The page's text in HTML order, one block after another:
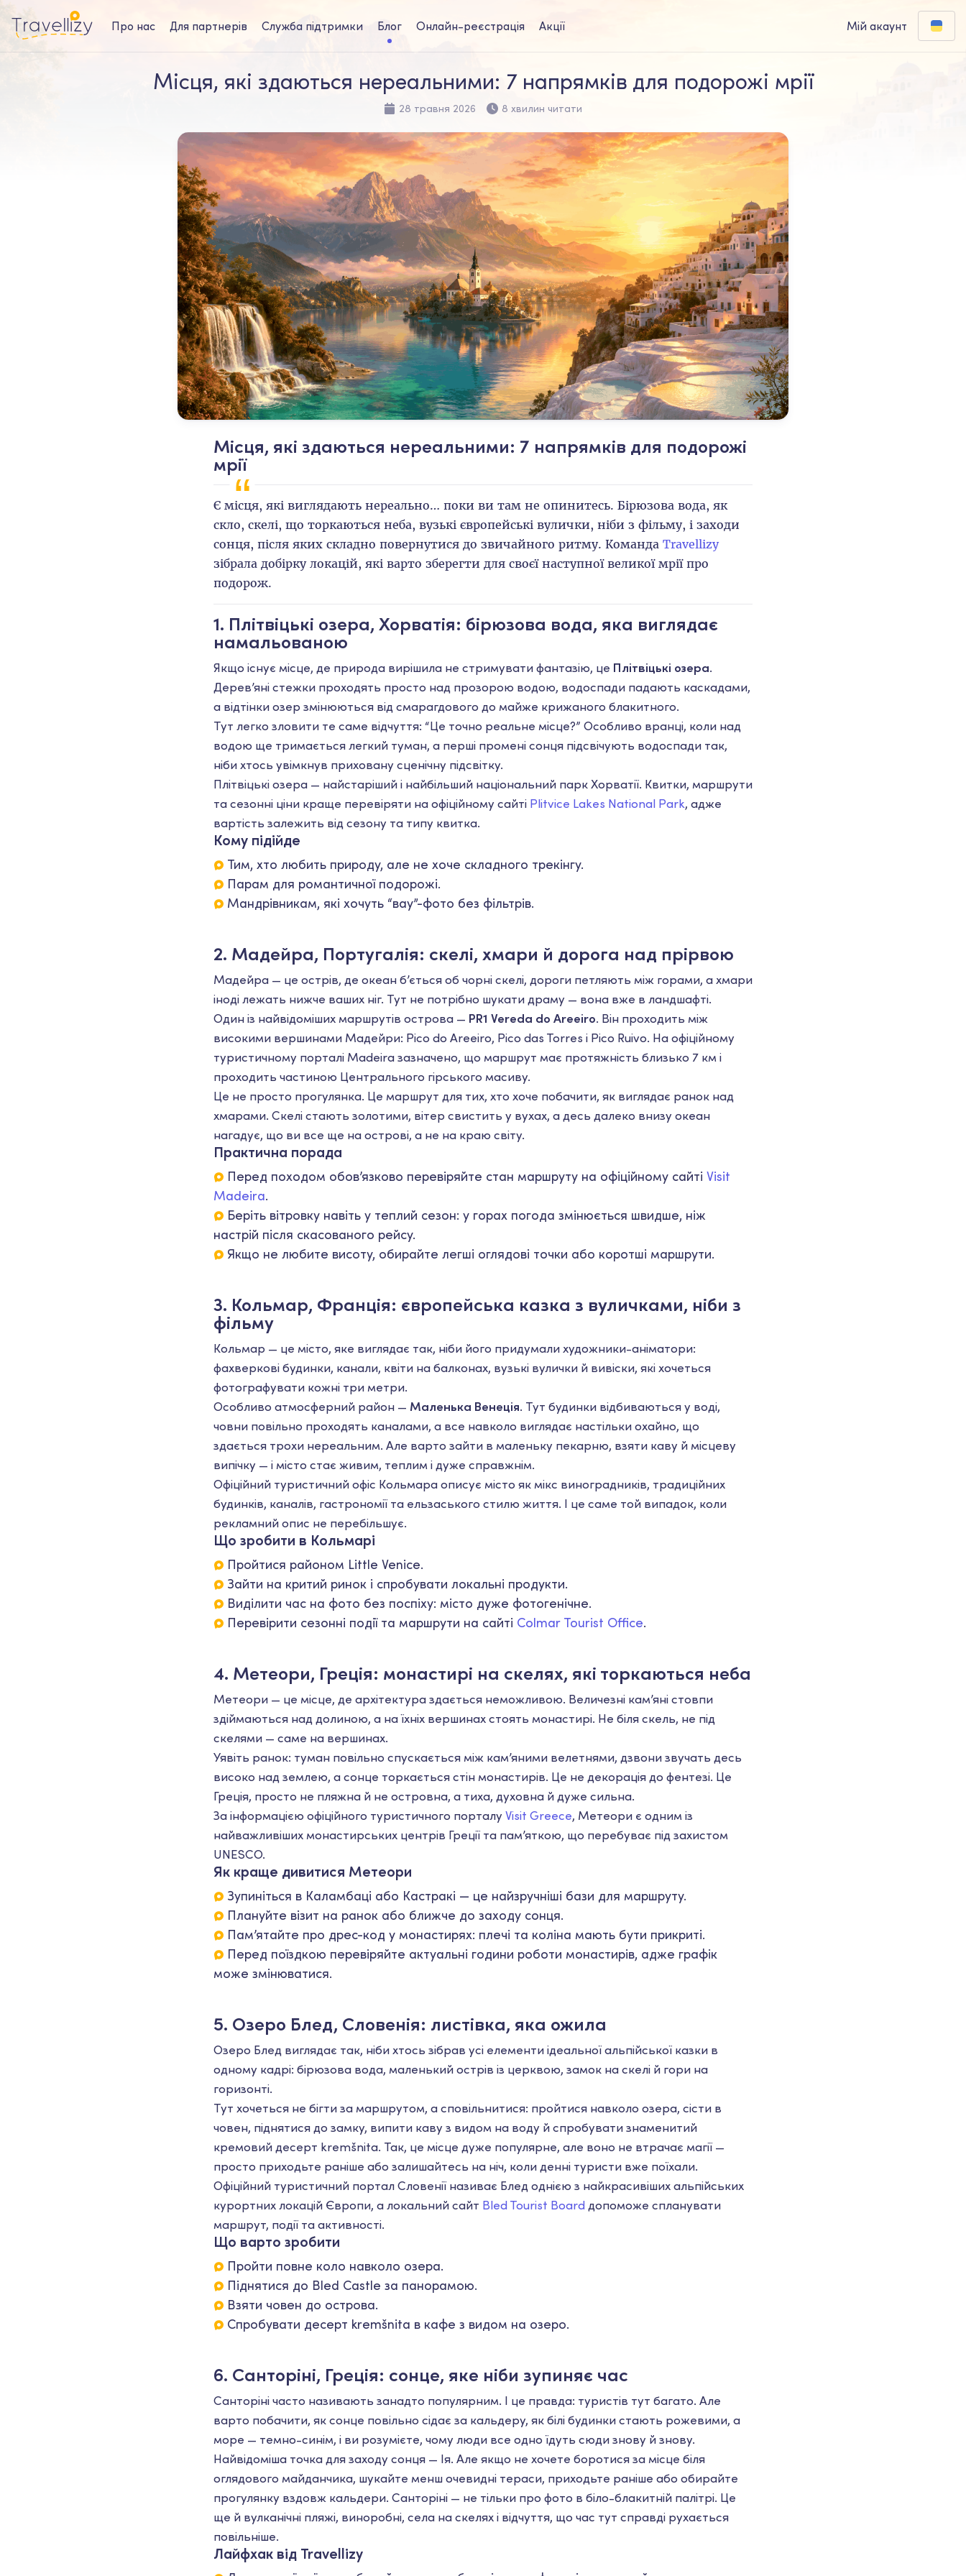
Про нас Для партнерів Служба підтримки Блог Онлайн-реєстрація Акції Мій акаунт
Місця, які здаються нереальними: 7 напрямків для подорожі мрії
28 травня 2026 8 хвилин читати
Місця, які здаються нереальними: 7 напрямків для подорожі
мрії
Є місця, які виглядають нереально… поки ви там не опинитесь. Бірюзова вода, як
скло, скелі, що торкаються неба, вузькі європейські вулички, ніби з фільму, і заходи
сонця, після яких складно повернутися до звичайного ритму. Команда Travellizy
зібрала добірку локацій, які варто зберегти для своєї наступної великої мрії про
подорож.
1. Плітвіцькі озера, Хорватія: бірюзова вода, яка виглядає
намальованою
Якщо існує місце, де природа вирішила не стримувати фантазію, це Плітвіцькі озера.
Дерев’яні стежки проходять просто над прозорою водою, водоспади падають каскадами,
а відтінки озер змінюються від смарагдового до майже крижаного блакитного.
Тут легко зловити те саме відчуття: “Це точно реальне місце?” Особливо вранці, коли над
водою ще тримається легкий туман, а перші промені сонця підсвічують водоспади так,
ніби хтось увімкнув приховану сценічну підсвітку.
Плітвіцькі озера — найстаріший і найбільший національний парк Хорватії. Квитки, маршрути
та сезонні ціни краще перевіряти на офіційному сайті Plitvice Lakes National Park, адже
вартість залежить від сезону та типу квитка.
Кому підійде
Тим, хто любить природу, але не хоче складного трекінгу.
Парам для романтичної подорожі.
Мандрівникам, які хочуть “вау”-фото без фільтрів.
2. Мадейра, Португалія: скелі, хмари й дорога над прірвою
Мадейра — це острів, де океан б’ється об чорні скелі, дороги петляють між горами, а хмари
іноді лежать нижче ваших ніг. Тут не потрібно шукати драму — вона вже в ландшафті.
Один із найвідоміших маршрутів острова — PR1 Vereda do Areeiro. Він проходить між
високими вершинами Мадейри: Pico do Areeiro, Pico das Torres і Pico Ruivo. На офіційному
туристичному порталі Madeira зазначено, що маршрут має протяжність близько 7 км і
проходить частиною Центрального гірського масиву.
Це не просто прогулянка. Це маршрут для тих, хто хоче побачити, як виглядає ранок над
хмарами. Скелі стають золотими, вітер свистить у вухах, а десь далеко внизу океан
нагадує, що ви все ще на острові, а не на краю світу.
Практична порада
Перед походом обов’язково перевіряйте стан маршруту на офіційному сайті Visit
Madeira.
Беріть вітровку навіть у теплий сезон: у горах погода змінюється швидше, ніж
настрій після скасованого рейсу.
Якщо не любите висоту, обирайте легші оглядові точки або коротші маршрути.
3. Кольмар, Франція: європейська казка з вуличками, ніби з
фільму
Кольмар — це місто, яке виглядає так, ніби його придумали художники-аніматори:
фахверкові будинки, канали, квіти на балконах, вузькі вулички й вивіски, які хочеться
фотографувати кожні три метри.
Особливо атмосферний район — Маленька Венеція. Тут будинки відбиваються у воді,
човни повільно проходять каналами, а все навколо виглядає настільки охайно, що
здається трохи нереальним. Але варто зайти в маленьку пекарню, взяти каву й місцеву
випічку — і місто стає живим, теплим і дуже справжнім.
Офіційний туристичний офіс Кольмара описує місто як мікс виноградників, традиційних
будинків, каналів, гастрономії та ельзаського стилю життя. І це саме той випадок, коли
рекламний опис не перебільшує.
Що зробити в Кольмарі
Пройтися районом Little Venice.
Зайти на критий ринок і спробувати локальні продукти.
Виділити час на фото без поспіху: місто дуже фотогенічне.
Перевірити сезонні події та маршрути на сайті Colmar Tourist Office.
4. Метеори, Греція: монастирі на скелях, які торкаються неба
Метеори — це місце, де архітектура здається неможливою. Величезні кам’яні стовпи
здіймаються над долиною, а на їхніх вершинах стоять монастирі. Не біля скель, не під
скелями — саме на вершинах.
Уявіть ранок: туман повільно спускається між кам’яними велетнями, дзвони звучать десь
високо над землею, а сонце торкається стін монастирів. Це не декорація до фентезі. Це
Греція, просто не пляжна й не островна, а тиха, духовна й дуже сильна.
За інформацією офіційного туристичного порталуVisit Greece, Метеори є одним із
найважливіших монастирських центрів Греції та пам’яткою, що перебуває під захистом
UNESCO.
Як краще дивитися Метеори
Зупиніться в Каламбаці або Кастракі — це найзручніші бази для маршруту.
Плануйте візит на ранок або ближче до заходу сонця.
Пам’ятайте про дрес-код у монастирях: плечі та коліна мають бути прикриті.
Перед поїздкою перевіряйте актуальні години роботи монастирів, адже графік
може змінюватися.
5. Озеро Блед, Словенія: листівка, яка ожила
Озеро Блед виглядає так, ніби хтось зібрав усі елементи ідеальної альпійської казки в
одному кадрі: бірюзова вода, маленький острів із церквою, замок на скелі й гори на
горизонті.
Тут хочеться не бігти за маршрутом, а сповільнитися: пройтися навколо озера, сісти в
човен, піднятися до замку, випити каву з видом на воду й спробувати знаменитий
кремовий десерт kremšnita. Так, це місце дуже популярне, але воно не втрачає магії —
просто приходьте раніше або залишайтесь на ніч, коли денні туристи вже поїхали.
Офіційний туристичний портал Словенії називає Блед однією з найкрасивіших альпійських
курортних локацій Європи, а локальний сайт Bled Tourist Boardдопоможе спланувати
маршрут, події та активності.
Що варто зробити
Пройти повне коло навколо озера.
Піднятися до Bled Castle за панорамою.
Взяти човен до острова.
Спробувати десерт kremšnita в кафе з видом на озеро.
6. Санторіні, Греція: сонце, яке ніби зупиняє час
Санторіні часто називають занадто популярним. І це правда: туристів тут багато. Але
варто побачити, як сонце повільно сідає за кальдеру, як білі будинки стають рожевими, а
море — темно-синім, і ви розумієте, чому люди все одно їдуть сюди знову й знову.
Найвідоміша точка для заходу сонця — Ія. Але якщо не хочете боротися за місце біля
оглядового майданчика, шукайте менш очевидні тераси, приходьте раніше або обирайте
прогулянку вздовж кальдери. Санторіні — не тільки про фото в біло-блакитній палітрі. Це
ще й вулканічні пляжі, виноробні, села на скелях і відчуття, що час тут справді рухається
повільніше.
Лайфхак від Travellizy